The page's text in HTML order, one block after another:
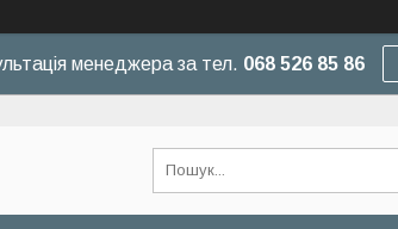
менеджера за тел. 068 526 85 86